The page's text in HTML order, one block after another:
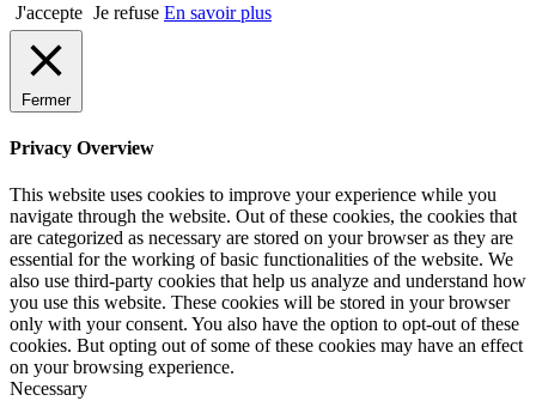
J'accepte Je refuse En savoir plus
Fermer
Privacy Overview
This website uses cookies to improve your experience while you
navigate through the website. Out of these cookies, the cookies that
are categorized as necessary are stored on your browser as they are
essential for the working of basic functionalities of the website. We
also use third-party cookies that help us analyze and understand how
you use this website. These cookies will be stored in your browser
only with your consent. You also have the option to opt-out of these
cookies. But opting out of some of these cookies may have an effect
on your browsing experience.
Necessary